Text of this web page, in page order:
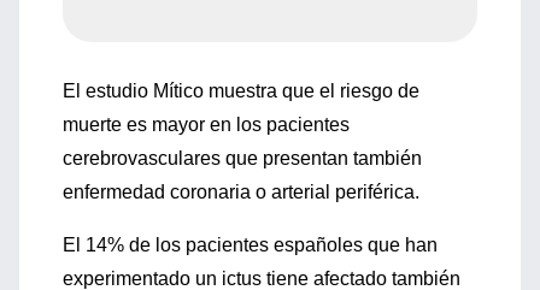
El estudio Mítico muestra que el riesgo de
muerte es mayor en los pacientes
cerebrovasculares que presentan también
enfermedad coronaria o arterial periférica.
El 14% de los pacientes españoles que han
experimentado un ictus tiene afectado también